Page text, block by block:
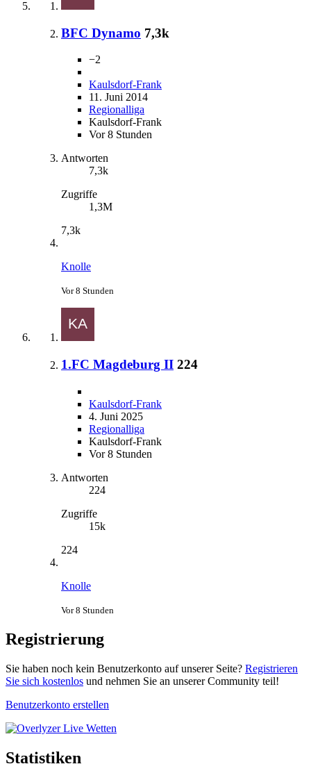
BFC Dynamo 7,3k
−2
Kaulsdorf-Frank
11. Juni 2014
Regionalliga
Kaulsdorf-Frank
Vor 8 Stunden
Antworten
7,3k
Zugriffe
1,3M
7,3k
Knolle
Vor 8 Stunden
1.FC Magdeburg II 224
Kaulsdorf-Frank
4. Juni 2025
Regionalliga
Kaulsdorf-Frank
Vor 8 Stunden
Antworten
224
Zugriffe
15k
224
Knolle
Vor 8 Stunden
Registrierung
Sie haben noch kein Benutzerkonto auf unserer Seite? Registrieren
Sie sich kostenlos und nehmen Sie an unserer Community teil!
Benutzerkonto erstellen
Statistiken